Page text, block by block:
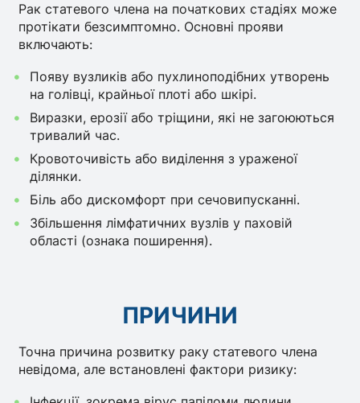
Рак статевого члена на початкових стадіях може
протікати безсимптомно. Основні прояви
включають:
Появу вузликів або пухлиноподібних утворень
на голівці, крайньої плоті або шкірі.
Виразки, ерозії або тріщини, які не загоюються
тривалий час.
Кровоточивість або виділення з ураженої
ділянки.
Біль або дискомфорт при сечовипусканні.
Збільшення лімфатичних вузлів у паховій
області (ознака поширення).
ПРИЧИНИ
Точна причина розвитку раку статевого члена
невідома, але встановлені фактори ризику: